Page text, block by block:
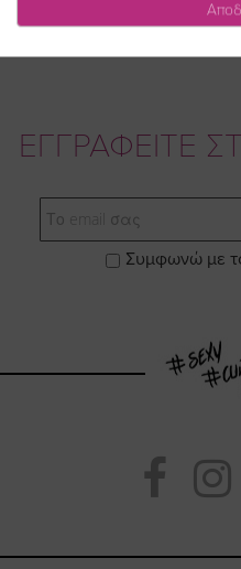
ΕΓΓΡΑΦΕΙΤΕ
Email
Συμφωνώ με
Visit